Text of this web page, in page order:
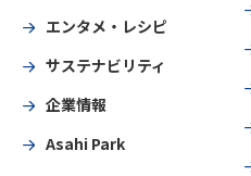
エンタメ・レシピ
サステナビリティ
企業情報
Asahi Park